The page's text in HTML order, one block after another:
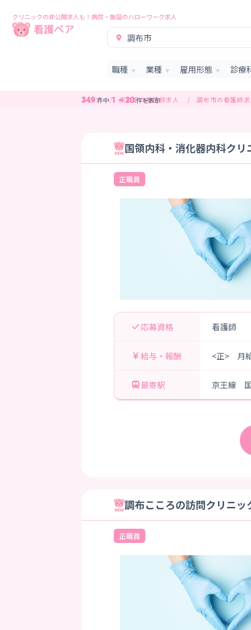
クリニックの非公開求人も！病院・施設のハローワーク求人
調布市
職種 ▼ 業種 ▼ 雇用形態 ▼ 診療
トップ 東京都の看護師求人 調布市の看護師求
349 件中 1 ~ 20 件を表示
国領内科・消化器内科ク
正職員
応募資格 看護師
給与・報酬 <正> 月
最寄駅 京王線
調布こころの訪問クリニッ
正職員